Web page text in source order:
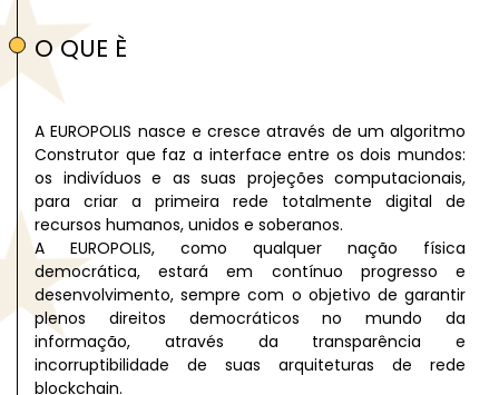
O QUE È
A EUROPOLIS nasce e cresce através de um algoritmo
Construtor que faz a interface entre os dois mundos:
os indivíduos e as suas projeções computacionais,
para criar a primeira rede totalmente digital de
recursos humanos, unidos e soberanos.
A EUROPOLIS, como qualquer nação física
democrática, estará em contínuo progresso e
desenvolvimento, sempre com o objetivo de garantir
plenos direitos democráticos no mundo da
informação, através da transparência e
incorruptibilidade de suas arquiteturas de rede
blockchain.